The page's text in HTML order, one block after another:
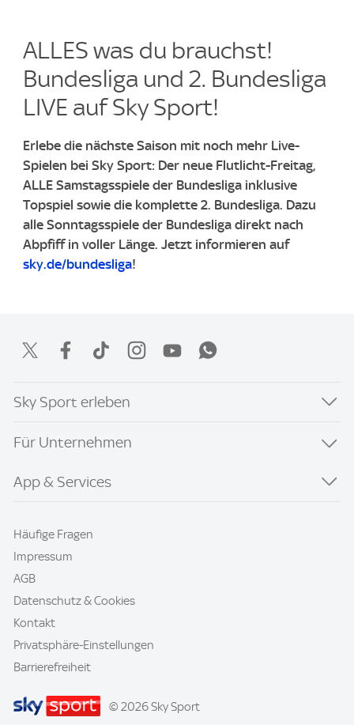
ALLES was du brauchst!
Bundesliga und 2. Bundesliga
LIVE auf Sky Sport!
Erlebe die nächste Saison mit noch mehr Live-
Spielen bei Sky Sport: Der neue Flutlicht-Freitag,
ALLE Samstagsspiele der Bundesliga inklusive
Topspiel sowie die komplette 2. Bundesliga. ​Dazu
alle Sonntagsspiele der Bundesliga direkt nach
Abpfiff in voller Länge. ​Jetzt informieren auf
sky.de/bundesliga!
Sky Sport erleben
Für Unternehmen
App & Services
Häufige Fragen
Impressum
AGB
Datenschutz & Cookies
Kontakt
Privatsphäre-Einstellungen
Barrierefreiheit
© 2026 Sky Sport